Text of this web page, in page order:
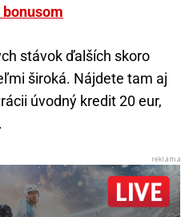
bonusom
stávok ďalších skoro
široká. Nájdete tam aj
úvodný kredit 20 eur,